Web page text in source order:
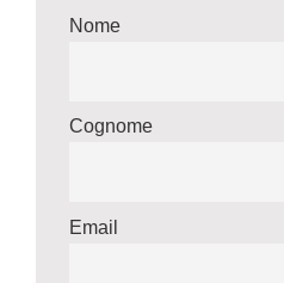
Nome
Cognome
Email